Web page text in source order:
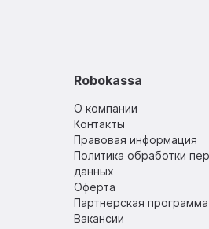
Robokassa
О компании
Контакты
Правовая информация
Политика обработки
данных
Оферта
Партнерская программа
Вакансии